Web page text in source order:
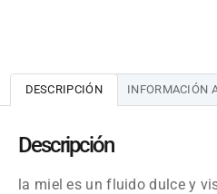
DESCRIPCIÓN INFORMACIÓN
Descripción
la miel es un fluido dulce y